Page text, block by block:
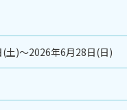
土)～2026年6月28日(日)